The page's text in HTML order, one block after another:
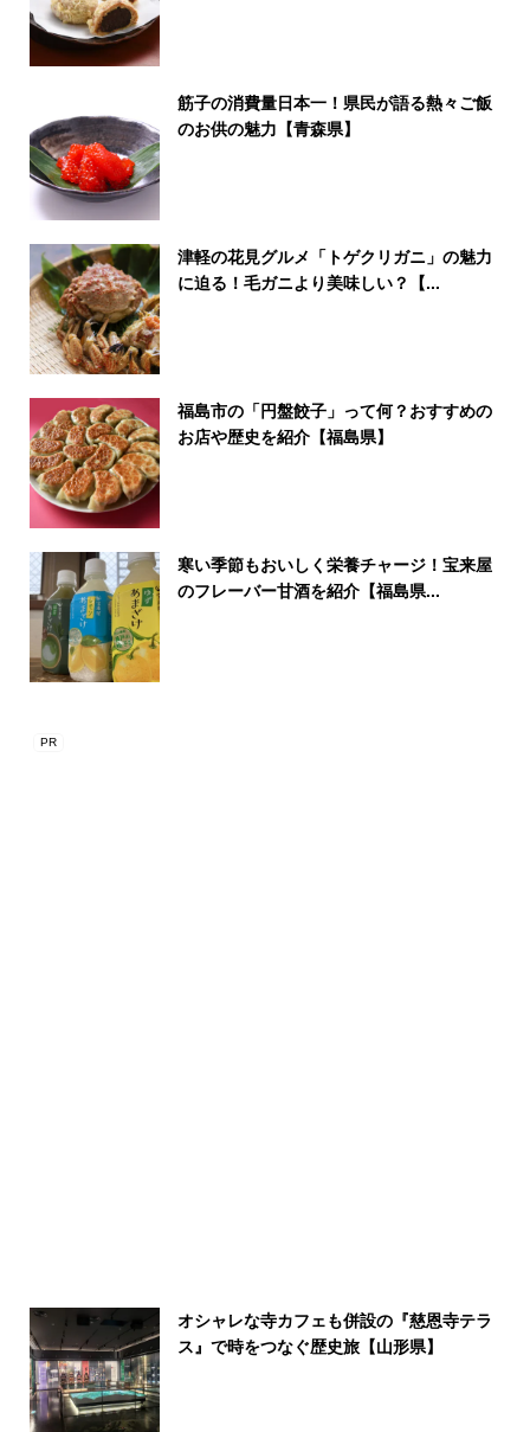
筋子の消費量日本一！県民が語る熱々ご飯
のお供の魅力【青森県】
津軽の花見グルメ「トゲクリガニ」の魅力
に迫る！毛ガニより美味しい？【...
福島市の「円盤餃子」って何？おすすめの
お店や歴史を紹介【福島県】
寒い季節もおいしく栄養チャージ！宝来屋
のフレーバー甘酒を紹介【福島県...
オシャレな寺カフェも併設の『慈恩寺テラ
ス』で時をつなぐ歴史旅【山形県】